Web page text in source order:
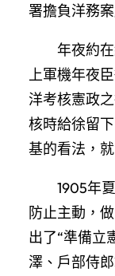
署擔負洋務案
年夜約
上軍機年夜
洋考核憲政
核時給徐留
基的看法，
1905年
防止主動，
出了“準備立
澤、戶部侍